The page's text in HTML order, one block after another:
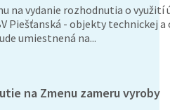
na vydanie rozhodnutia o využití
Piešťanská - objekty technickej a
umiestnená na...
na Zmenu zameru vyroby